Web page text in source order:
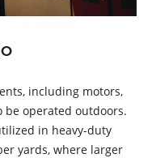
including motors,
be operated outdoors.
in heavy-duty
yards, where larger